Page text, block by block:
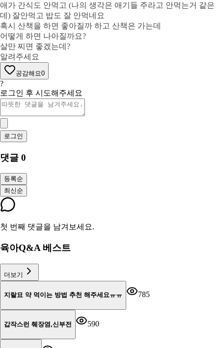
애가 간식도 안먹고 (나의 생각은 애기들 주라고 안먹는거 같은
데) 잘안먹고 밥도 잘 안먹네요
혹시 산책을 하면 좋아질까 하고 산책은 가는데
어떻게 하면 나아질까요?
살만 찌면 좋겠는데?
알려주세요
공감해요0
?
로그인 후 시도해주세요
로그인
댓글 0
등록순
최신순
첫 번째 댓글을 남겨보세요.
육아Q&A 베스트
더보기
지랄묘 약 먹이는 방법 추천 해주세요ㅠㅠ 785
갑작스런 췌장염,신부전 590